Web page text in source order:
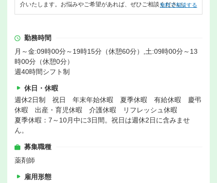
介いたします。お悩みやご希望があれば、ぜひご相談ください。
無料で相談する
勤務時間
月～金:09時00分～19時15分（休憩60分）,土:09時00分～13
時00分（休憩0分）
週40時間シフト制
休日・休暇
週休2日制 祝日 年末年始休暇 夏季休暇 有給休暇 慶弔
休暇 出産・育児休暇 介護休暇 リフレッシュ休暇
夏季休暇：7～10月中に3日間。祝日は週休2日に含みませ
ん。
募集職種
薬剤師
雇用形態